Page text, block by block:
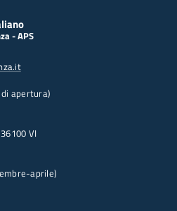
- APS
apertura)
VI
aprile)